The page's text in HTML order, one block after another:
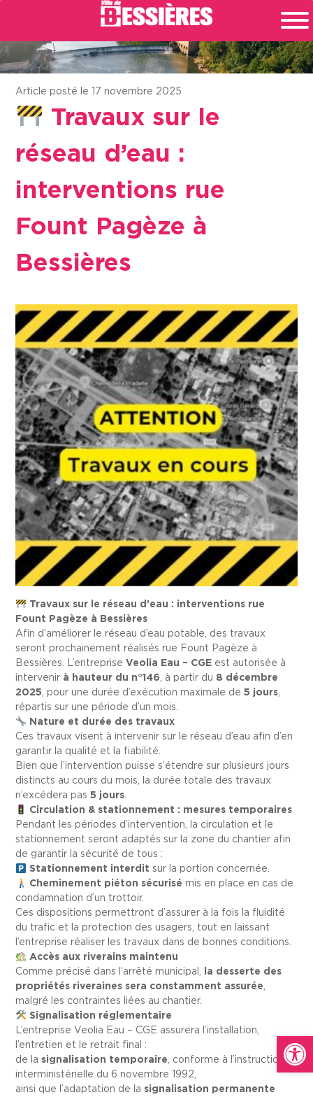
Ouvrir
Article posté le 17 novembre 2025
Travaux sur le
réseau d’eau :
interventions rue
Fount Pagèze à
Bessières
Travaux sur le réseau d’eau : interventions rue
Fount Pagèze à Bessières
Afin d’améliorer le réseau d’eau potable, des travaux
seront prochainement réalisés rue Fount Pagèze à
Bessières. L’entrepriseVeolia Eau – CGE est autorisée à
intervenir à hauteur du n°146 , à partir du 8 décembre
2025 , pour une durée d’exécution maximale de5 jours
répartis sur une période d’un mois.
Nature et durée des travaux
Ces travaux visent à intervenir sur le réseau d’eau afin d’en
garantir la qualité et la fiabilité.
Bien que l’intervention puisse s’étendre sur plusieurs jours
distincts au cours du mois, la durée totale des travaux
n’excédera pas5 jours
Circulation & stationnement : mesures temporaires
Pendant les périodes d’intervention, la circulation et le
stationnement seront adaptés sur la zone du chantier afin
de garantir la sécurité de tous :
Stationnement interdit sur la portion concernée.
Cheminement piéton sécurisé mis en place en cas de
condamnation d’un trottoir.
Ces dispositions permettront d’assurer à la fois la fluidité
du trafic et la protection des usagers, tout en laissant
l’entreprise réaliser les travaux dans de bonnes conditions.
Accès aux riverains maintenu
Comme précisé dans l’arrêté municipal,
la desserte des
propriétés riveraines sera constamment assurée
malgré les contraintes liées au chantier.
Signalisation réglementaire
L’entreprise Veolia Eau – CGE assurera l’installation,
l’entretien et le retrait final :
de lasignalisation temporaire , conforme à l’instruction
interministérielle du 6 novembre 1992,
ainsi que l’adaptation de lasignalisation permanente